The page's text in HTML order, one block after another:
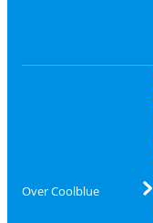
Over Coolblue